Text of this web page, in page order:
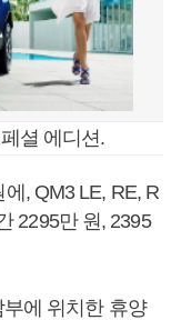
셜 에디션.
, QM3 LE, RE, R
2295만 원, 2395
에 위치한 휴양